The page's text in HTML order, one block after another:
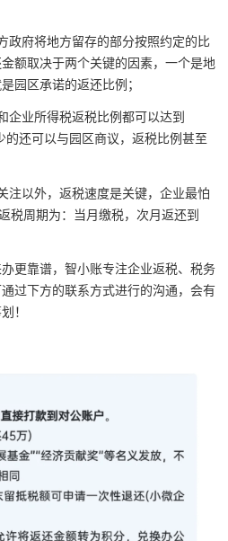
政府将地方留存的部分按照约定的比
额取决于两个关键的因素，一个是地
园区承诺的返还比例；
企业所得税返税比例都可以达到
还可以与园区商议，返税比例甚至
注以外，返税速度是关键，企业最怕
税周期为：当月缴税，次月返还到
靠谱，智小账专注企业返税、税务
过下方的联系方式进行的沟通，会有
！